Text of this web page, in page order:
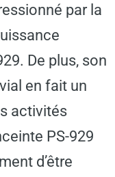
par la
De plus, son
en fait un
activités
PS-929
d’être